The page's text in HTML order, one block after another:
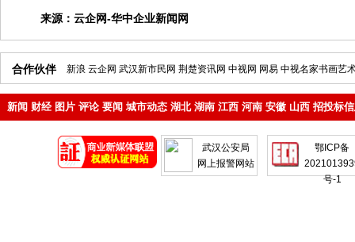
来源： 云企网-华中企业新闻网
合作伙伴 新浪 云企网 武汉新市民网 荆楚资讯网 中视网 网易 中视名家书画艺
新闻 财经 图片 评论 要闻 城市动态 湖北 湖南 江西 河南 安徽 山西 招投标
武汉公安局
网上报警网站
鄂ICP备
号-1